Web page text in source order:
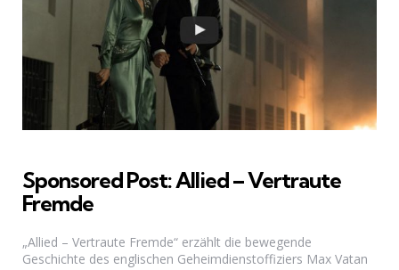
Sponsored Post: Allied – Vertraute
Fremde
„Allied – Vertraute Fremde“ erzählt die bewegende
Geschichte des englischen Geheimdienstoffiziers Max Vatan